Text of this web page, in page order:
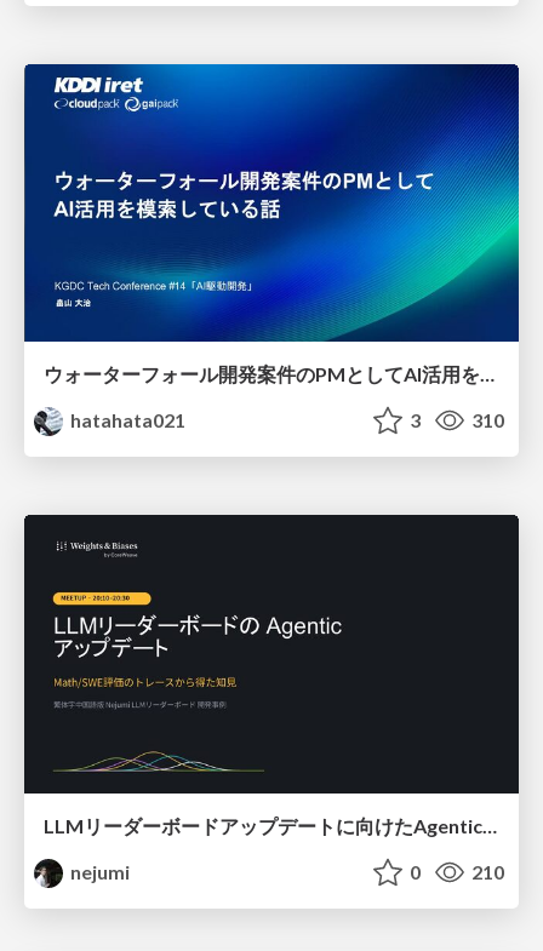
ウォーターフォール開発案件のPMとしてAI活用を模索している話
hatahata021
3 310
nejumi
0 210